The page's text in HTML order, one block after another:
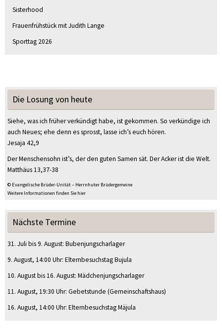
Sisterhood
Frauenfrühstück mit Judith Lange
Sporttag 2026
Die Losung von heute
Siehe, was ich früher verkündigt habe, ist gekommen. So verkündige ich
auch Neues; ehe denn es sprosst, lasse ich’s euch hören.
Jesaja 42,9
Der Menschensohn ist’s, der den guten Samen sät. Der Acker ist die Welt.
Matthäus 13,37-38
© Evangelische Brüder-Unität – Herrnhuter Brüdergemeine
Weitere Informationen finden Sie hier
Nächste Termine
31. Juli bis9. August: Bubenjungscharlager
9. August, 14:00 Uhr: Elternbesuchstag Bujula
10. Augustbis16. August: Mädchenjungscharlager
11. August, 19:30 Uhr: Gebetstunde (Gemeinschaftshaus)
16. August, 14:00 Uhr: Elternbesuchstag Mäjula